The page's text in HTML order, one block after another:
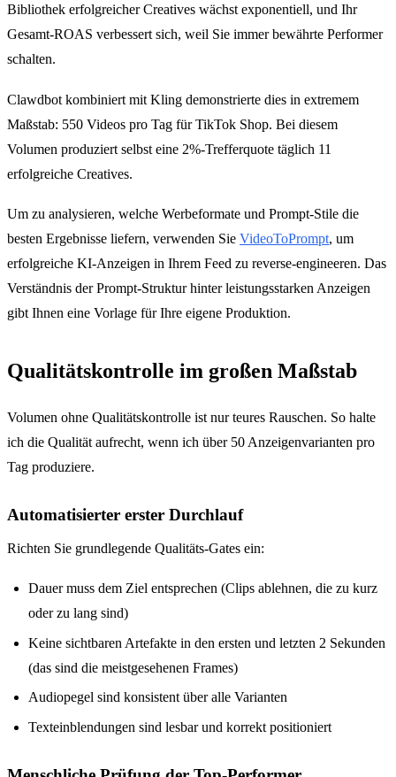
Bibliothek erfolgreicher Creatives wächst exponentiell, und Ihr
Gesamt-ROAS verbessert sich, weil Sie immer bewährte Performer
schalten.
Clawdbot kombiniert mit Kling demonstrierte dies in extremem
Maßstab: 550 Videos pro Tag für TikTok Shop. Bei diesem
Volumen produziert selbst eine 2%-Trefferquote täglich 11
erfolgreiche Creatives.
Um zu analysieren, welche Werbeformate und Prompt-Stile die
besten Ergebnisse liefern, verwenden Sie VideoToPrompt, um
erfolgreiche KI-Anzeigen in Ihrem Feed zu reverse-engineeren. Das
Verständnis der Prompt-Struktur hinter leistungsstarken Anzeigen
gibt Ihnen eine Vorlage für Ihre eigene Produktion.
Qualitätskontrolle im großen Maßstab
Volumen ohne Qualitätskontrolle ist nur teures Rauschen. So halte
ich die Qualität aufrecht, wenn ich über 50 Anzeigenvarianten pro
Tag produziere.
Automatisierter erster Durchlauf
Richten Sie grundlegende Qualitäts-Gates ein:
Dauer muss dem Ziel entsprechen (Clips ablehnen, die zu kurz
oder zu lang sind)
Keine sichtbaren Artefakte in den ersten und letzten 2 Sekunden
(das sind die meistgesehenen Frames)
Audiopegel sind konsistent über alle Varianten
Texteinblendungen sind lesbar und korrekt positioniert